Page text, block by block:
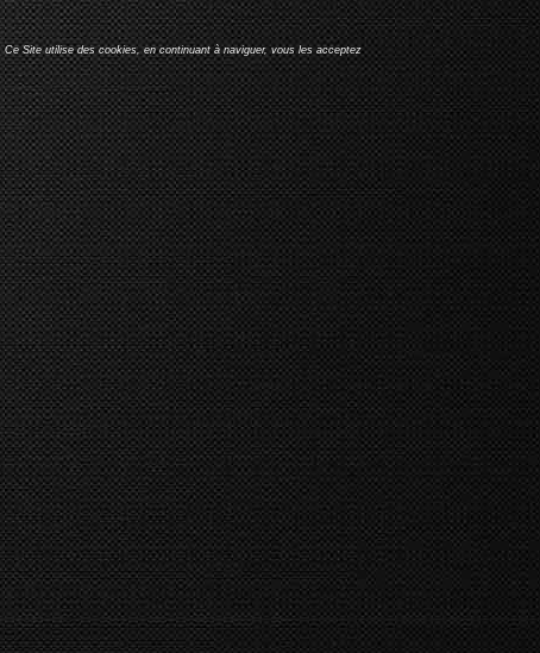
Ce Site utilise des cookies, en continuant à naviguer, vous les acceptez